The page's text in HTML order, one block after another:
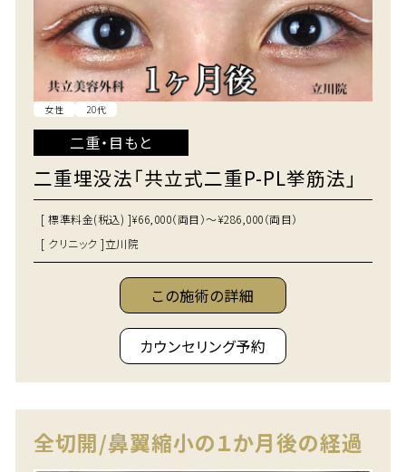
女性 20代
二重・目もと
二重埋没法「共立式二重P-PL挙筋法」
[ 標準料金(税込) ]¥66,000（両目）～¥286,000（両目）
[ クリニック ]立川院
この施術の詳細
カウンセリング予約
全切開/鼻翼縮小の１か月後の経過